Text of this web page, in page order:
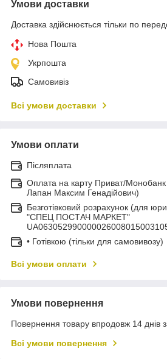
Умови доставки
Доставка здійснюється тільки по
Нова Пошта
Укрпошта
Самовивіз
Всі умови доставки
Умови оплати
Післяплата
Оплата на карту Приват/
Лапан Максим Генадійович)
Безготівковий розрахунок (для
"СПЕЦ ПОСТАЧ МАРКЕТ"
• Готівкою (тільки для самовивозу)
Всі умови оплати
Умови повернення
Повернення товару впродовж 14 днів
Всі умови повернення